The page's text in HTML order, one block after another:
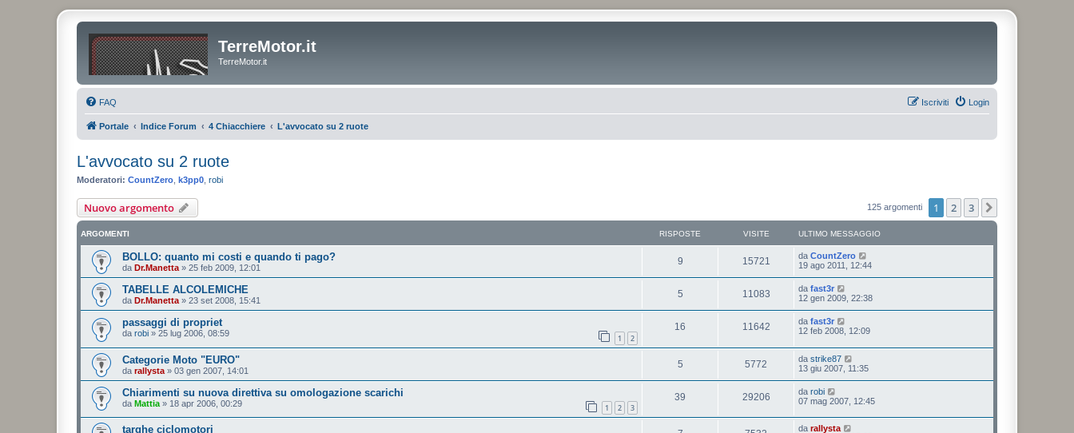
TerreMotor.it
TerreMotor.it
FAQ Login
Iscriviti
Portale Indice Forum 4 Chiacchiere L'avvocato su 2 ruote
L'avvocato su 2 ruote
Moderatori: CountZero k3pp0 robi
Nuovo argomento 125 argomenti 1 2 3
ARGOMENTI RISPOSTE VISITE ULTIMO MESSAGGIO
BOLLO: quanto mi costi e quando ti pago?
da Dr.Manetta » 25 feb 2009, 12:01
9 15721 da CountZero
19 ago 2011, 12:44
TABELLE ALCOLEMICHE
da Dr.Manetta » 23 set 2008, 15:41
5 11083 da fast3r
12 gen 2009, 22:38
passaggi di propriet
da robi » 25 lug 2006, 08:59 1 2
16 11642 da fast3r
12 feb 2008, 12:09
Categorie Moto "EURO"
da rallysta » 03 gen 2007, 14:01
5 5772 da strike87
13 giu 2007, 11:35
Chiarimenti su nuova direttiva su omologazione scarichi
da Mattia » 18 apr 2006, 00:29 1 2 3
39 29206 da robi
07 mag 2007, 12:45
targhe ciclomotori da rallysta